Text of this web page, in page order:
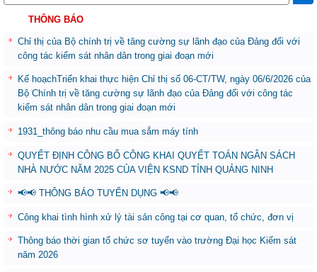
THÔNG BÁO
Chỉ thị của Bộ chính trị về tăng cường sự lãnh đạo của Đảng đối với
công tác kiểm sát nhân dân trong giai đoạn mới
Kế hoạchTriển khai thực hiện Chỉ thị số 06-CT/TW, ngày 06/6/2026 của
Bộ Chính trị về tăng cường sự lãnh đạo của Đảng đối với công tác
kiểm sát nhân dân trong giai đoạn mới
1931_thông báo nhu cầu mua sắm máy tính
QUYẾT ĐỊNH CÔNG BỐ CÔNG KHAI QUYẾT TOÁN NGÂN SÁCH
NHÀ NƯỚC NĂM 2025 CỦA VIỆN KSND TỈNH QUẢNG NINH
📢📢 THÔNG BÁO TUYỂN DỤNG 📢📢
Công khai tình hình xử lý tài sản công tại cơ quan, tổ chức, đơn vị
Thông báo thời gian tổ chức sơ tuyển vào trường Đại học Kiểm sát
năm 2026